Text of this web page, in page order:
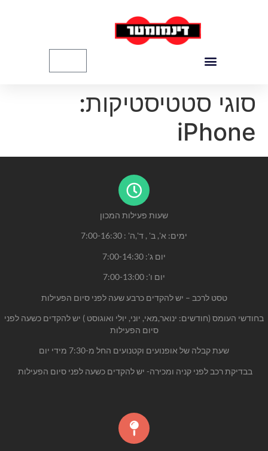
סוגי סטטיסטיקות:
iPhone
שעות פעילות המכון
ימים: א', ב' , ד',ה' : 7:00-16:30
יום ג': 7:00-14:30
יום ו': 7:00-13:00
טסט לרכב – יש להקדים כרבעשעה לפני סיום הפעילות
בחודשי העומס (חודשים: ינואר,מאי, יוני, יולי ואוגוסט ) יש להקדים כשעה לפני
סיום הפעילות
שעת קבלה של אופנועים וקטנועים החל מ-7:30 מידי יום
בבדיקת רכב לפני קניה ומכירה- יש להקדים כשעה לפני סיום הפעילות